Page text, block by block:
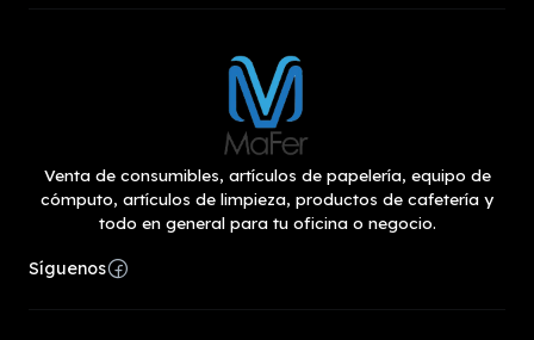
Venta de consumibles, artículos de papelería, equipo de
cómputo, artículos de limpieza, productos de cafetería y
todo en general para tu oficina o negocio.
Síguenos